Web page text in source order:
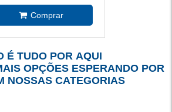
É TUDO POR AQUI
OPÇÕES ESPERANDO POR
NOSSAS CATEGORIAS